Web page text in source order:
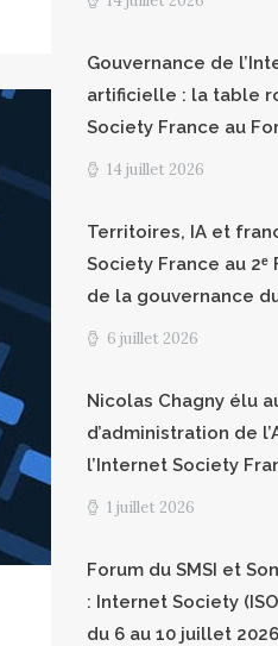
Gouvernance de
artificielle : la table
Society France au
14 juillet 2026
Territoires, IA et
Society France au
de la gouvernance
6 juillet 2026
Nicolas Chagny élu
d’administration de
l’Internet Society
1 juillet 2026
Forum du SMSI et
: Internet Society
du 6 au 10 juillet 2026